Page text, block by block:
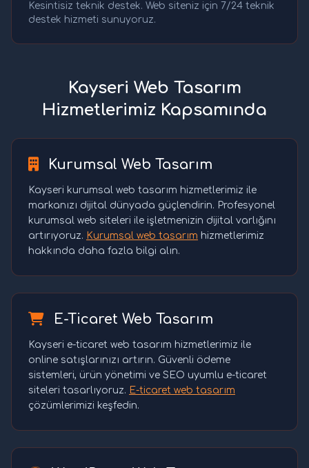
Kesintisiz teknik destek. Web siteniz için 7/24 teknik
destek hizmeti sunuyoruz.
Kayseri Web Tasarım
Hizmetlerimiz Kapsamında
Kurumsal Web Tasarım
Kayseri kurumsal web tasarım hizmetlerimiz ile
markanızı dijital dünyada güçlendirin. Profesyonel
kurumsal web siteleri ile işletmenizin dijital varlığını
artırıyoruz. Kurumsal web tasarım hizmetlerimiz
hakkında daha fazla bilgi alın.
E-Ticaret Web Tasarım
Kayseri e-ticaret web tasarım hizmetlerimiz ile
online satışlarınızı artırın. Güvenli ödeme
sistemleri, ürün yönetimi ve SEO uyumlu e-ticaret
siteleri tasarlıyoruz. E-ticaret web tasarım
çözümlerimizi keşfedin.